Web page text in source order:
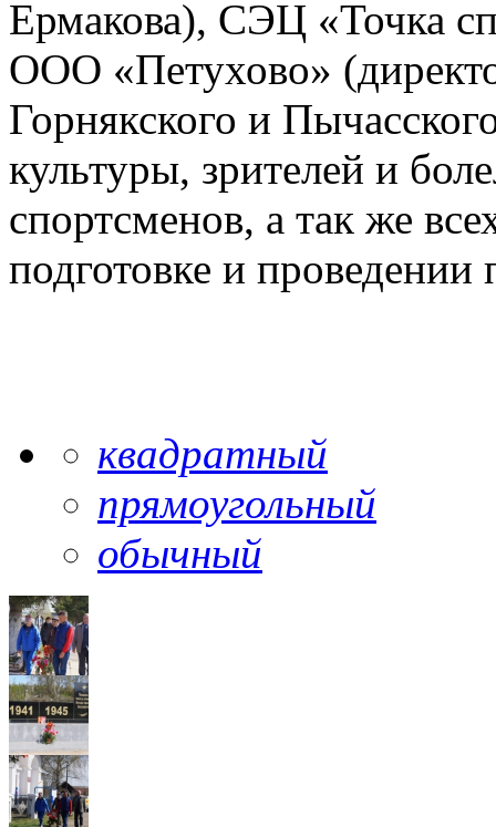
Ермакова), СЭЦ «Точка
ООО «Петухово»
Горнякского и
культуры, зрителей и
спортсменов, а так же
подготовке и проведении
квадратный
прямоугольный
обычный